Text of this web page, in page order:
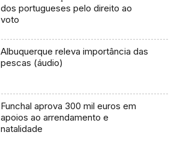
dos portugueses pelo direito ao
voto
Albuquerque releva importância das
pescas (áudio)
Funchal aprova 300 mil euros em
apoios ao arrendamento e
natalidade